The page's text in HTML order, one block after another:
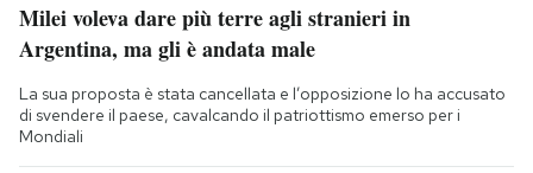
Milei voleva dare più terre agli stranieri in
Argentina, ma gli è andata male
La sua proposta è stata cancellata e l’opposizione lo ha accusato
di svendere il paese, cavalcando il patriottismo emerso per i
Mondiali